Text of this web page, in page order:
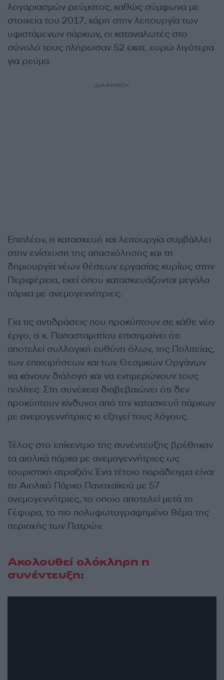
λογαριασμών ρεύματος, καθώς σύμφωνα με
στοιχεία του 2017, χάρη στην λειτουργία των
υφιστάμενων πάρκων, οι καταναλωτές στο
σύνολό τους πλήρωσαν 52 εκατ. ευρώ λιγότερα
για ρεύμα.
ΔΙΑΦΗΜΙΣΗ
Επιπλέον, η κατασκευή και λειτουργία συμβάλλει
στην ενίσχυση της απασχόλησης και τη
δημιουργία νέων θέσεων εργασίας κυρίως στην
Περιφέρεια, εκεί όπου κατασκευάζονται μεγάλα
πάρκα με ανεμογεννήτριες.
Για τις αντιδράσεις που προκύπτουν σε κάθε νέο
έργο, ο κ. Παπασταματίου επισημαίνει ότι
αποτελεί συλλογική ευθύνη όλων, της Πολιτείας,
των επιχειρήσεων και των Θεσμικών Οργάνων
να κάνουν διάλογο και να ενημερώνουν τους
πολίτες. Στη συνέχεια διαβεβαιώνει ότι δεν
προκύπτουν κίνδυνοι από την κατασκευή πάρκων
με ανεμογεννήτριες κι εξηγεί τους λόγους.
Τέλος στο επίκεντρο της συνέντευξης βρέθηκαν
τα αιολικά πάρκα με ανεμογεννήτριες ως
τουριστική ατραξιόν. Ένα τέτοιο παράδειγμα είναι
το Αιολικό Πάρκο Παναχαϊκού με 57
ανεμογεννήτριες, το οποίο αποτελεί μετά τη
Γέφυρα, το πιο πολυφωτογραφημένο θέμα της
περιοχής των Πατρών.
Ακολουθεί ολόκληρη η
συνέντευξη: